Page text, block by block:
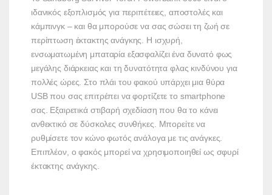
ιδανικός εξοπλισμός για περιπέτειες, αποστολές και
κάμπινγκ – και θα μπορούσε να σας σώσει τη ζωή σε
περίπτωση έκτακτης ανάγκης. Η ισχυρή,
ενσωματωμένη μπαταρία εξασφαλίζει ένα δυνατό φως
μεγάλης διάρκειας και τη δυνατότητα φλας κινδύνου για
πολλές ώρες. Στο πλάι του φακού υπάρχει μια θύρα
USB που σας επιτρέπει να φορτίζετε το smartphone
σας. Εξαιρετικά στιβαρή σχεδίαση που θα το κάνει
ανθεκτικό σε δύσκολες συνθήκες. Μπορείτε να
ρυθμίσετε τον κώνο φωτός ανάλογα με τις ανάγκες.
Επιπλέον, ο φακός μπορεί να χρησιμοποιηθεί ως σφυρί
έκτακτης ανάγκης.